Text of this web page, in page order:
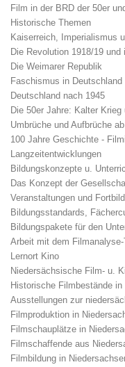
Film in der BRD der 50er
Historische Themen
Kaiserreich, Imperialismus
Die Revolution 1918/19 und
Die Weimarer Republik
Faschismus in Deutschland
Deutschland nach 1945
Die 50er Jahre: Kalter
Umbrüche und Aufbrüche
100 Jahre Geschichte -
Langzeitentwicklungen
Bildungskonzepte u.
Das Konzept der
Veranstaltungen und
Bildungsstandards,
Bildungspakete für den
Arbeit mit dem
Lernort Kino
Niedersächsische Film- u.
Historische Filmbestände
Ausstellungen zur
Filmproduktion in
Filmschauplätze in
Filmschaffende aus
Filmbildung in